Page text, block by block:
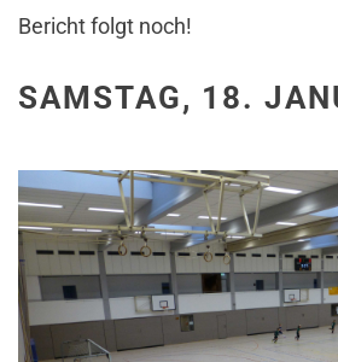
Bericht folgt noch!
SAMSTAG, 18.